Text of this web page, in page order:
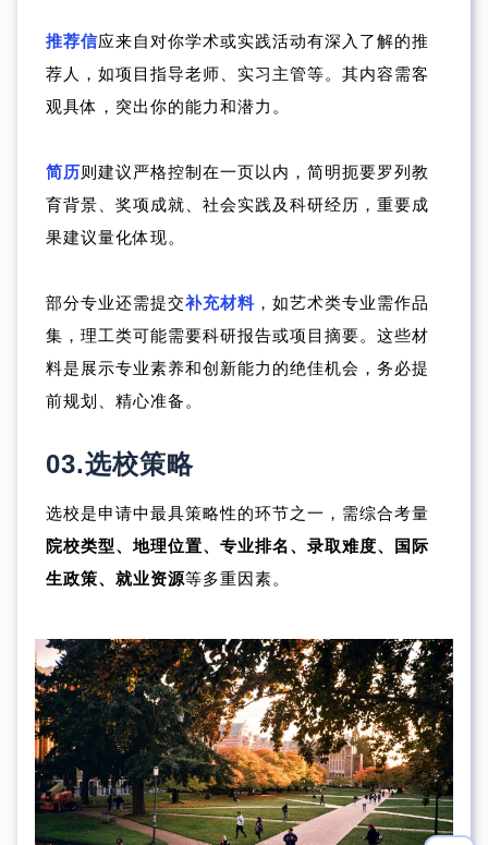
推荐信应来自对你学术或实践活动有深入了解的推
荐人，如项目指导老师、实习主管等。其内容需客
观具体，突出你的能力和潜力。
简历则建议严格控制在一页以内，简明扼要罗列教
育背景、奖项成就、社会实践及科研经历，重要成
果建议量化体现。
部分专业还需提交补充材料，如艺术类专业需作品
集，理工类可能需要科研报告或项目摘要。这些材
料是展示专业素养和创新能力的绝佳机会，务必提
前规划、精心准备。
03.选校策略
选校是申请中最具策略性的环节之一，需综合考量
院校类型、地理位置、专业排名、录取难度、国际
生政策、就业资源等多重因素。